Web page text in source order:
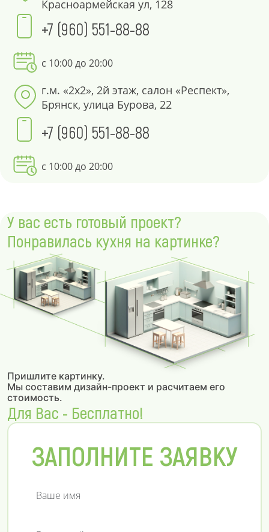
Красноармейская ул, 128
+7 (960) 551-88-88
с 10:00 до 20:00
г.м. «2х2», 2й этаж, салон «Респект»,
Брянск, улица Бурова, 22
+7 (960) 551-88-88
с 10:00 до 20:00
У вас есть готовый проект?
Понравилась кухня на картинке?
Пришлите картинку.
Мы составим дизайн-проект и расчитаем его
стоимость.
Для Вас - Бесплатно!
ЗАПОЛНИТЕ ЗАЯВКУ